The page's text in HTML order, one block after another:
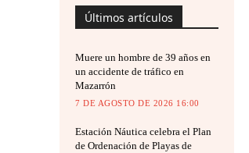
Últimos artículos
Muere un hombre de 39 años en
un accidente de tráfico en
Mazarrón
7 DE AGOSTO DE 2026 16:00
Estación Náutica celebra el Plan
de Ordenación de Playas de